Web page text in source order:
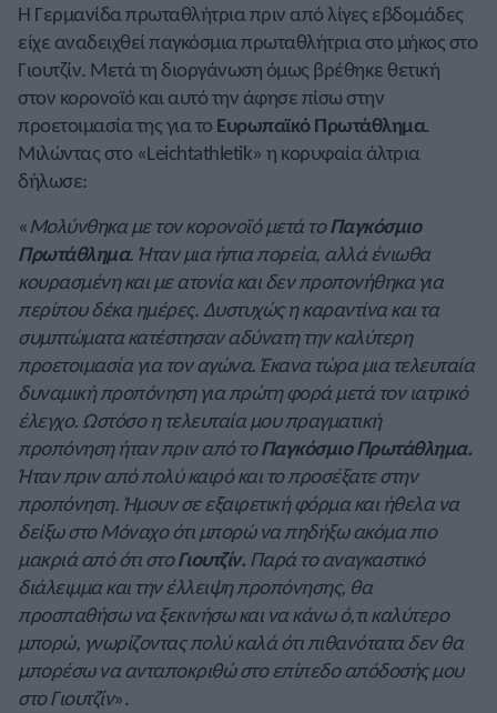
Η Γερμανίδα πρωταθλήτρια πριν από λίγες εβδομάδες
είχε αναδειχθεί παγκόσμια πρωταθλήτρια στο μήκος στο
Γιουτζίν. Μετά τη διοργάνωση όμως βρέθηκε θετική
στον κορονοϊό και αυτό την άφησε πίσω στην
προετοιμασία της για το Ευρωπαϊκό Πρωτάθλημα.
Μιλώντας στο «Leichtathletik» η κορυφαία άλτρια
δήλωσε:
«Μολύνθηκα με τον κορονοϊό μετά τοΠαγκόσμιο
Πρωτάθλημα. Ήταν μια ήπια πορεία, αλλά ένιωθα
κουρασμένη και με ατονία και δεν προπονήθηκα για
περίπου δέκα ημέρες. Δυστυχώς η καραντίνα και τα
συμπτώματα κατέστησαν αδύνατη την καλύτερη
προετοιμασία για τον αγώνα. Έκανα τώρα μια τελευταία
δυναμική προπόνηση για πρώτη φορά μετά τον ιατρικό
έλεγχο. Ωστόσο η τελευταία μου πραγματική
προπόνηση ήταν πριν από τοΠαγκόσμιο Πρωτάθλημα.
Ήταν πριν από πολύ καιρό και το προσέξατε στην
προπόνηση. Ήμουν σε εξαιρετική φόρμα και ήθελα να
δείξω στο Μόναχο ότι μπορώ να πηδήξω ακόμα πιο
μακριά από ότι στοΓιουτζίν. Παρά το αναγκαστικό
διάλειμμα και την έλλειψη προπόνησης, θα
προσπαθήσω να ξεκινήσω και να κάνω ό,τι καλύτερο
μπορώ, γνωρίζοντας πολύ καλά ότι πιθανότατα δεν θα
μπορέσω να ανταποκριθώ στο επίπεδο απόδοσής μου
στο Γιουτζίν».